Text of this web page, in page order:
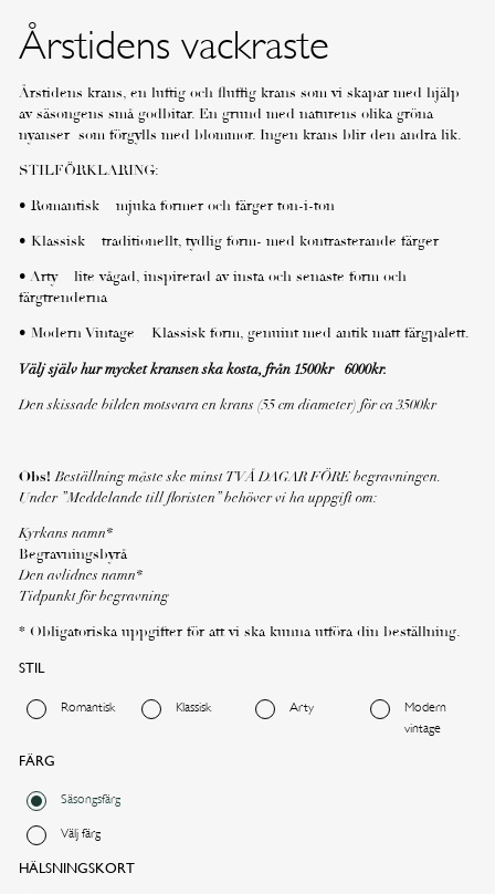
Årstidens vackraste
Årstidens krans, en luftig och fluffig krans som vi skapar med hjälp
av säsongens små godbitar. En grund med naturens olika gröna
nyanser som förgylls med blommor. Ingen krans blir den andra lik.
STILFÖRKLARING:
• Romantisk – mjuka former och färger ton-i-ton
• Klassisk – traditionellt, tydlig form- med kontrasterande färger
• Arty – lite vågad, inspirerad av insta och senaste form och
färgtrenderna
• Modern Vintage – Klassisk form, genuint med antik matt färgpalett.
Välj själv hur mycket kransen ska kosta, från 1500kr– 6000kr.
Den skissade bilden motsvara en krans (55 cm diameter) för ca 3500kr
Obs! Beställning måste ske minst TVÅ DAGAR FÖRE begravningen.
Under ”Meddelande till floristen” behöver vi ha uppgift om:
Kyrkans namn*
Begravningsbyrå
Den avlidnes namn*
Tidpunkt för begravning
* Obligatoriska uppgifter för att vi ska kunna utföra din beställning.
STIL
Romantisk Klassisk Arty
Modern
vintage
FÄRG
Säsongsfärg
Välj färg
HÄLSNINGSKORT